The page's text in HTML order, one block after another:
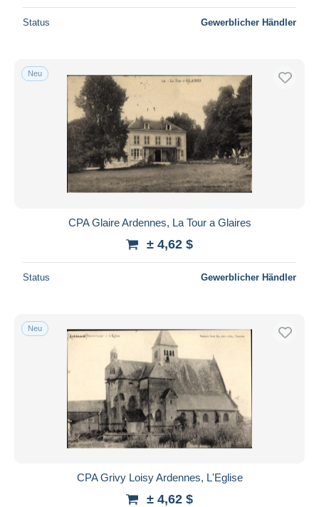
Status Gewerblicher Händler
Neu
CPA Glaire Ardennes, La Tour a Glaires
± 4,62 $
Status Gewerblicher Händler
Neu
CPA Grivy Loisy Ardennes, L'Eglise
± 4,62 $